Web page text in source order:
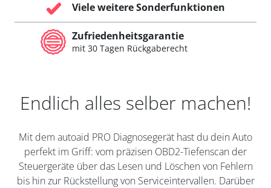
Viele weitere Sonderfunktionen
Zufriedenheitsgarantie
mit 30 Tagen Rückgaberecht
Endlich alles selber machen!
Mit dem autoaid PRO Diagnosegerät hast du dein Auto
perfekt im Griff: vom präzisen OBD2-Tiefenscan der
Steuergeräte über das Lesen und Löschen von Fehlern
bis hin zur Rückstellung von Serviceintervallen. Darüber